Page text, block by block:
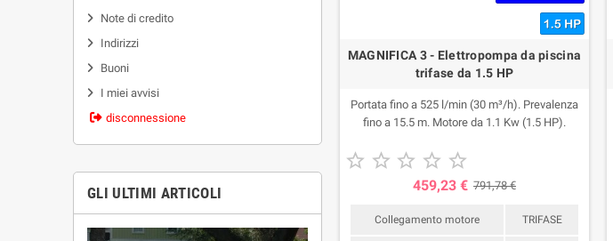
Note di credito
Indirizzi
Buoni
I miei avvisi
disconnessione
GLI ULTIMI ARTICOLI
MAGNIFICA 3 - Elettropompa da piscina
trifase da 1.5 HP
Portata fino a 525 l/min (30 m³/h). Prevalenza
fino a 15.5 m. Motore da 1.1 Kw (1.5 HP).
    
459,23 € 791,78 €
Collegamento motore TRIFASE